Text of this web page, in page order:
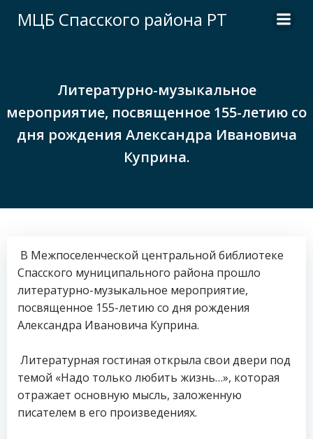
к
МЦБ Спасского района РТ
Литературно-музыкальное
мероприятие, посвященное 155-летию со
дня рождения Александра Ивановича
Куприна.
В Межпоселенческой центральной библиотеке
Спасского муниципального района прошло
литературно-музыкальное мероприятие,
посвященное 155-летию со дня рождения
Александра Ивановича Куприна.
Литературная гостиная открыла свои двери под
темой «Надо только любить жизнь…», которая
отражает основную мысль, заложенную
писателем в его произведениях.